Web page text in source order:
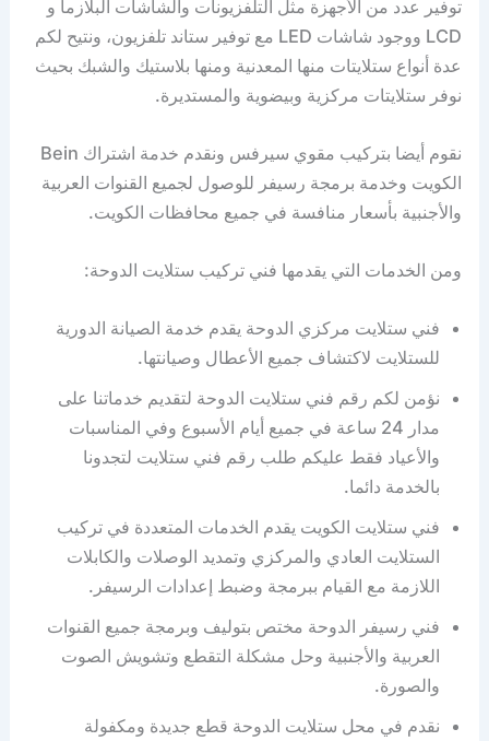
توفير عدد من الأجهزة مثل التلفزيونات والشاشات البلازما و
LCD ووجود شاشات LED مع توفير ستاند تلفزيون، ونتيح لكم
عدة أنواع ستلايتات منها المعدنية ومنها بلاستيك والشبك بحيث
نوفر ستلايتات مركزية وبيضوية والمستديرة.
نقوم أيضا بتركيب مقوي سيرفس ونقدم خدمة اشتراك Bein
الكويت وخدمة برمجة رسيفر للوصول لجميع القنوات العربية
والأجنبية بأسعار منافسة في جميع محافظات الكويت.
ومن الخدمات التي يقدمها فني تركيب ستلايت الدوحة:
فني ستلايت مركزي الدوحة يقدم خدمة الصيانة الدورية
للستلايت لاكتشاف جميع الأعطال وصيانتها.
نؤمن لكم رقم فني ستلايت الدوحة لتقديم خدماتنا على
مدار 24 ساعة في جميع أيام الأسبوع وفي المناسبات
والأعياد فقط عليكم طلب رقم فني ستلايت لتجدونا
بالخدمة دائما.
فني ستلايت الكويت يقدم الخدمات المتعددة في تركيب
الستلايت العادي والمركزي وتمديد الوصلات والكابلات
اللازمة مع القيام ببرمجة وضبط إعدادات الرسيفر.
فني رسيفر الدوحة مختص بتوليف وبرمجة جميع القنوات
العربية والأجنبية وحل مشكلة التقطع وتشويش الصوت
والصورة.
نقدم في محل ستلايت الدوحة قطع جديدة ومكفولة